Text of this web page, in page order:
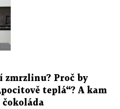
zmrzlinu? Proč by
teplá“? A kam
čokoláda